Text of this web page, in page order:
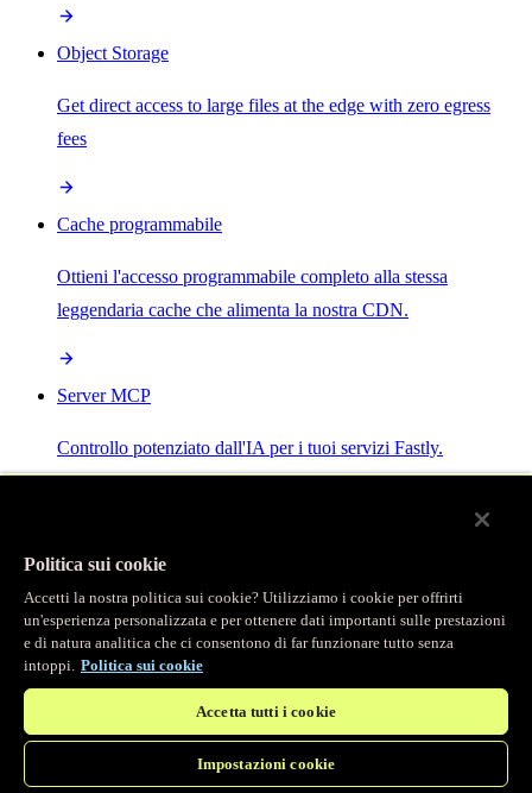
Object Storage
Get direct access to large files at the edge with zero egress
fees
Cache programmabile
Ottieni l'accesso programmabile completo alla stessa
leggendaria cache che alimenta la nostra CDN.
Server MCP
Controllo potenziato dall'IA per i tuoi servizi Fastly.
Main menu
/ Prodotti
Osservabilità
Logging in tempo reale
Politica sui cookie
Accetti la nostra politica sui cookie? Utilizziamo i cookie per offrirti
un'esperienza personalizzata e per ottenere dati importanti sulle prestazioni
e di natura analitica che ci consentono di far funzionare tutto senza
intoppi. Politica sui cookie
Accetta tutti i cookie
Impostazioni cookie